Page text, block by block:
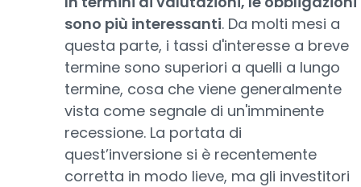
sono più interessanti. Da molti mesi a
questa parte, i tassi d'interesse a breve
termine sono superiori a quelli a lungo
termine, cosa che viene generalmente
vista come segnale di un'imminente
recessione. La portata di
quest’inversione si è recentemente
corretta in modo lieve, ma gli investitori